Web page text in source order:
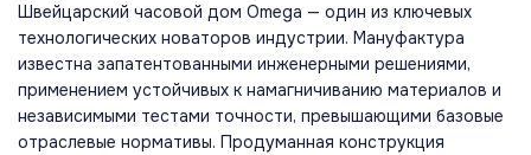
Швейцарский часовой дом Omega — один из ключевых
технологических новаторов индустрии. Мануфактура
известна запатентованными инженерными решениями,
применением устойчивых к намагничиванию материалов и
независимыми тестами точности, превышающими базовые
отраслевые нормативы. Продуманная конструкция